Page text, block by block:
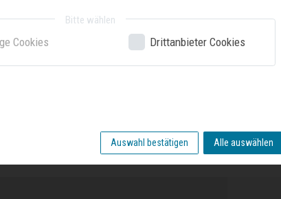
Bitte wählen
Cookies Drittanbieter Cookies
Auswahl bestätigen Alle auswählen